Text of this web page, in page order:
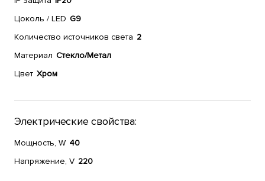
Цоколь / LED G9
Количество источников света 2
Материал Стекло/Метал
Цвет Хром
Электрические свойства:
Мощность, W 40
Напряжение, V 220